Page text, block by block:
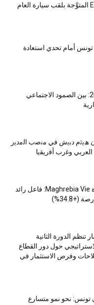
الرباعي الكهربائي EV3 المتوَّجة بلقب سيارة العام
تونس أمام تحدي استعادة
الاقتصاد التونسي 2025: بين الصمود الاجتماعي
ھﯾﺛم دﺑﯾش ﻓﻲ ﻣﻧﺻب اﻟﻣدﯾر
وﻏرب أﻓرﯾﻘﯾﺎ
التأمينات المغربية حياة Maghrebia Vie: فاعل رائد
تنظم الدورة الثانية
حول دور القطاع
وفرص الاستثمار في
تونس: نحو نمو متسارع